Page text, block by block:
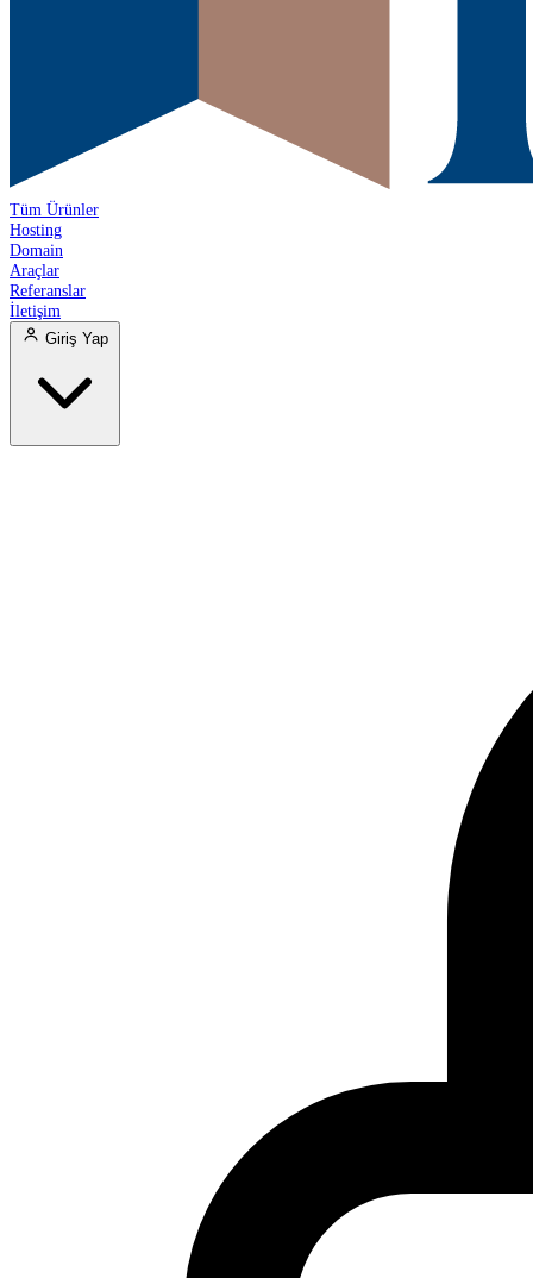
Tüm Ürünler
Hosting
Domain
Araçlar
Referanslar
İletişim
Giriş Yap